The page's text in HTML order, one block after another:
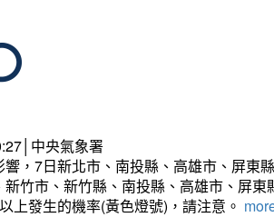
中央氣象署
響，7日新北市、南投縣、高雄市、屏東
新竹市、新竹縣、南投縣、高雄市、屏
上發生的機率(黃色燈號)，請注意。